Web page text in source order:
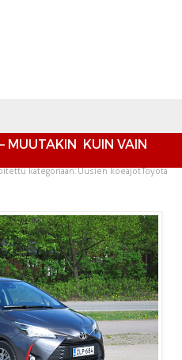
MUUTAKIN KUIN VAIN
kategoriaan:Uusien koeajotToyota